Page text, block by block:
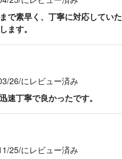
で素早く、丁寧に対応していた
ます。
26/にレビュー済み
速丁寧で良かったです。
25/にレビュー済み